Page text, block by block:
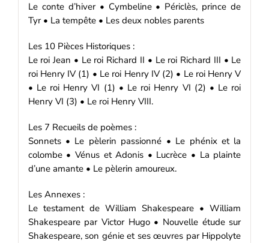
Le conte d’hiver • Cymbeline • Périclès, prince de
Tyr • La tempête • Les deux nobles parents
Les 10 Pièces Historiques :
Le roi Jean • Le roi Richard II • Le roi Richard III • Le
roi Henry IV (1) • Le roi Henry IV (2) • Le roi Henry V
• Le roi Henry VI (1) • Le roi Henry VI (2) • Le roi
Henry VI (3) • Le roi Henry VIII.
Les 7 Recueils de poèmes :
Sonnets • Le pèlerin passionné • Le phénix et la
colombe • Vénus et Adonis • Lucrèce • La plainte
d’une amante • Le pèlerin amoureux.
Les Annexes :
Le testament de William Shakespeare • William
Shakespeare par Victor Hugo • Nouvelle étude sur
Shakespeare, son génie et ses œuvres par Hippolyte